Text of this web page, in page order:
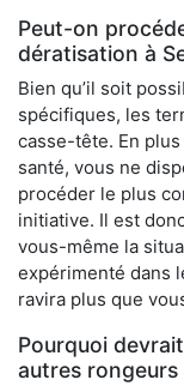
Peut-on
dératisation à
Bien qu’il soit
spécifiques, les
casse-tête. En
santé, vous ne
procéder le plus
initiative. Il est
vous-même la
expérimenté dans
ravira plus que
Pourquoi
autres rongeurs